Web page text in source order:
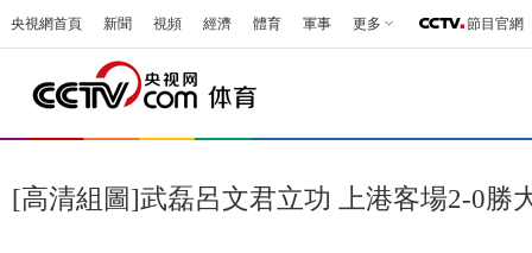
央視網首頁 新聞 視頻 經濟 體育 軍事 更多 節目官網
[高清組圖]武磊呂文君立功 上港客場2-0勝